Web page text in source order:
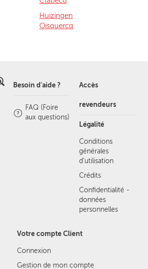
Huizingen
Oisquercq
Besoin d'aide ?
FAQ (Foire
aux questions)
Accès
revendeurs
Légalité
Conditions
générales
d'utilisation
Crédits
Confidentialité -
données
personnelles
Votre compte Client
Connexion
Gestion de mon compte